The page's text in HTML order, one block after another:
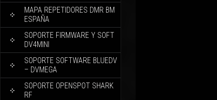
MAPA REPETIDORES DMR BM
ESPAÑA
SOPORTE FIRMWARE Y SOFT
DV4MINI
SOPORTE SOFTWARE BLUEDV
– DVMEGA
SOPORTE OPENSPOT SHARK
RF